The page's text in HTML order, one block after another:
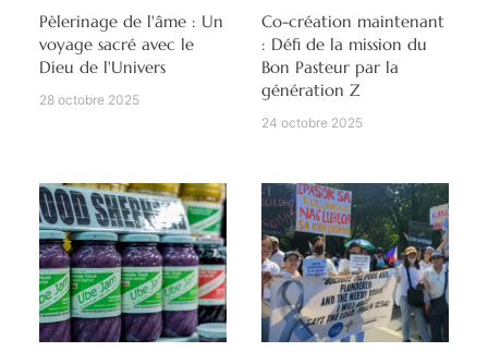
Pèlerinage de l'âme : Un
voyage sacré avec le
Dieu de l'Univers
28 octobre 2025
Co-création maintenant
: Défi de la mission du
Bon Pasteur par la
génération Z
24 octobre 2025